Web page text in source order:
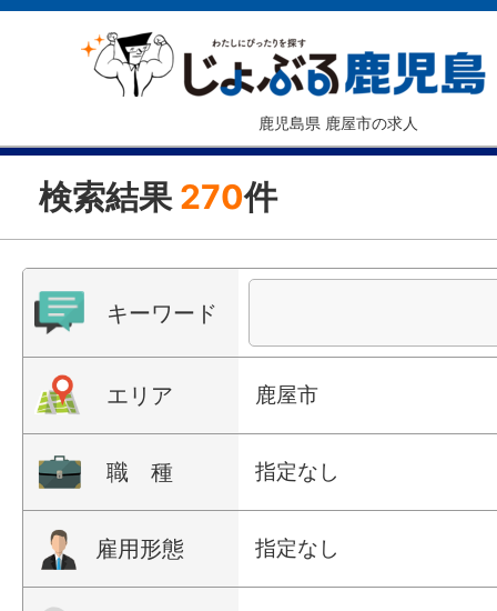
鹿児島県 鹿屋市の求人
検索結果 270件
キーワード
エリア 鹿屋市
職 種 指定なし
雇用形態 指定なし